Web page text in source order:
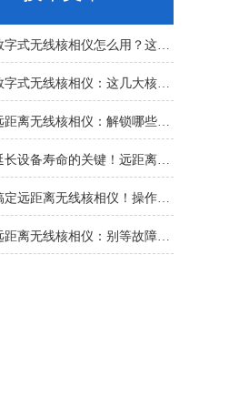
数字式无线核相仪怎么用？这份实操指南，新手也能轻松上手
数字式无线核相仪：这几大核心特点，让核相作业效率直接“提速”
远距离无线核相仪：解锁哪些“看不见”的电力适配场景？
延长设备寿命的关键！远距离无线核相仪的保养细节，资深运维都在悄悄用
搞定远距离无线核相仪！操作步骤全梳理，每一步都讲透
远距离无线核相仪：别等故障才重视！这份维护保养指南请收好